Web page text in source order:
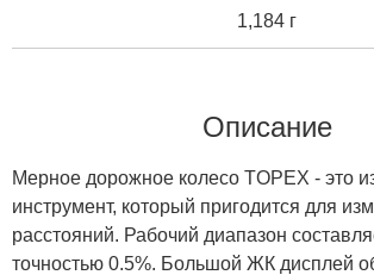
1,184 г
Описание
Мерное дорожное колесо TOPEX - это
инструмент, который пригодится для
расстояний. Рабочий диапазон
точностью 0.5%. Большой ЖК дисплей